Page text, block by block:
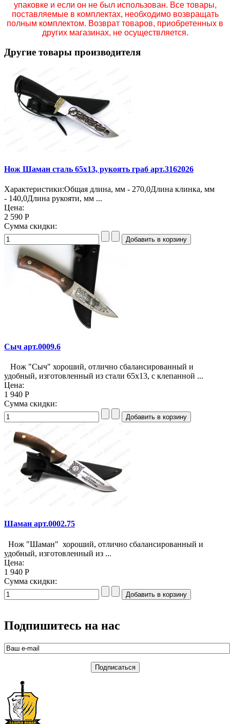
упаковке и если он не был использован. Все товары,
поставляемые в комплектах, необходимо возвращать
полным комплектом. Возврат товаров, приобретенных в
других магазинах, не осуществляется.
Другие товары производителя
Нож Шаман сталь 65х13, рукоять граб арт.3162026
Характеристики:Общая длина, мм - 270,0Длина клинка, мм
- 140,0Длина рукояти, мм ...
Цена:
2 590 Р
Сумма скидки:
Сыч арт.0009.6
Нож "Сыч" хороший, отлично сбалансированный и
удобный, изготовленный из стали 65х13, с клепанной ...
Цена:
1 940 Р
Сумма скидки:
Шаман арт.0002.75
Нож "Шаман" хороший, отлично сбалансированный и
удобный, изготовленный из ...
Цена:
1 940 Р
Сумма скидки:
Подпишитесь на нас